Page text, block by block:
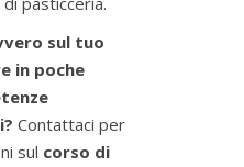
sul tuo
in poche
Contattaci per
sul corso di